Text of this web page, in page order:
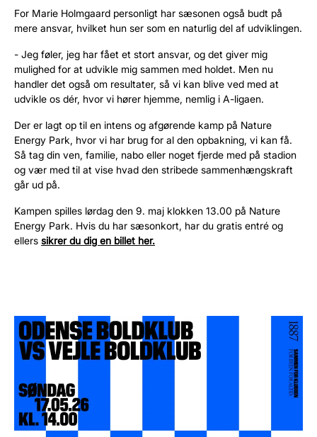
For Marie Holmgaard personligt har sæsonen også budt på
mere ansvar, hvilket hun ser som en naturlig del af udviklingen.
- Jeg føler, jeg har fået et stort ansvar, og det giver mig
mulighed for at udvikle mig sammen med holdet. Men nu
handler det også om resultater, så vi kan blive ved med at
udvikle os dér, hvor vi hører hjemme, nemlig i A-ligaen.
Der er lagt op til en intens og afgørende kamp på Nature
Energy Park, hvor vi har brug for al den opbakning, vi kan få.
Så tag din ven, familie, nabo eller noget fjerde med på stadion
og vær med til at vise hvad den stribede sammenhængskraft
går ud på.
Kampen spilles lørdag den 9. maj klokken 13.00 på Nature
Energy Park. Hvis du har sæsonkort, har du gratis entré og
ellers sikrer du dig en billet her.